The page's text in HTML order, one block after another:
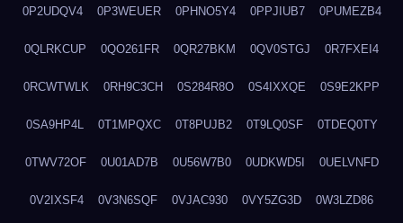
0P2UDQV4 0P3WEUER 0PHNO5Y4 0PPJIUB7 0PUMEZB4
0QLRKCUP 0QO261FR 0QR27BKM 0QV0STGJ 0R7FXEI4
0RCWTWLK 0RH9C3CH 0S284R8O 0S4IXXQE 0S9E2KPP
0SA9HP4L 0T1MPQXC 0T8PUJB2 0T9LQ0SF 0TDEQ0TY
0TWV72OF 0U01AD7B 0U56W7B0 0UDKWD5I 0UELVNFD
0V2IXSF4 0V3N6SQF 0VJAC930 0VY5ZG3D 0W3LZD86